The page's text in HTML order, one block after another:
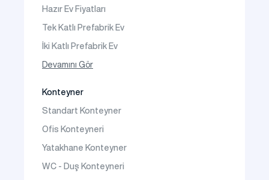
Hazır Ev Fiyatları
Tek Katlı Prefabrik Ev
İki Katlı Prefabrik Ev
Tek Katlı Prefabrik Villa
Devamını Gör
Konteyner
Standart Konteyner
Ofis Konteyneri
Yatakhane Konteyner
WC - Duş Konteyneri